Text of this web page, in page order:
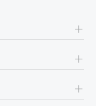
+
+
+